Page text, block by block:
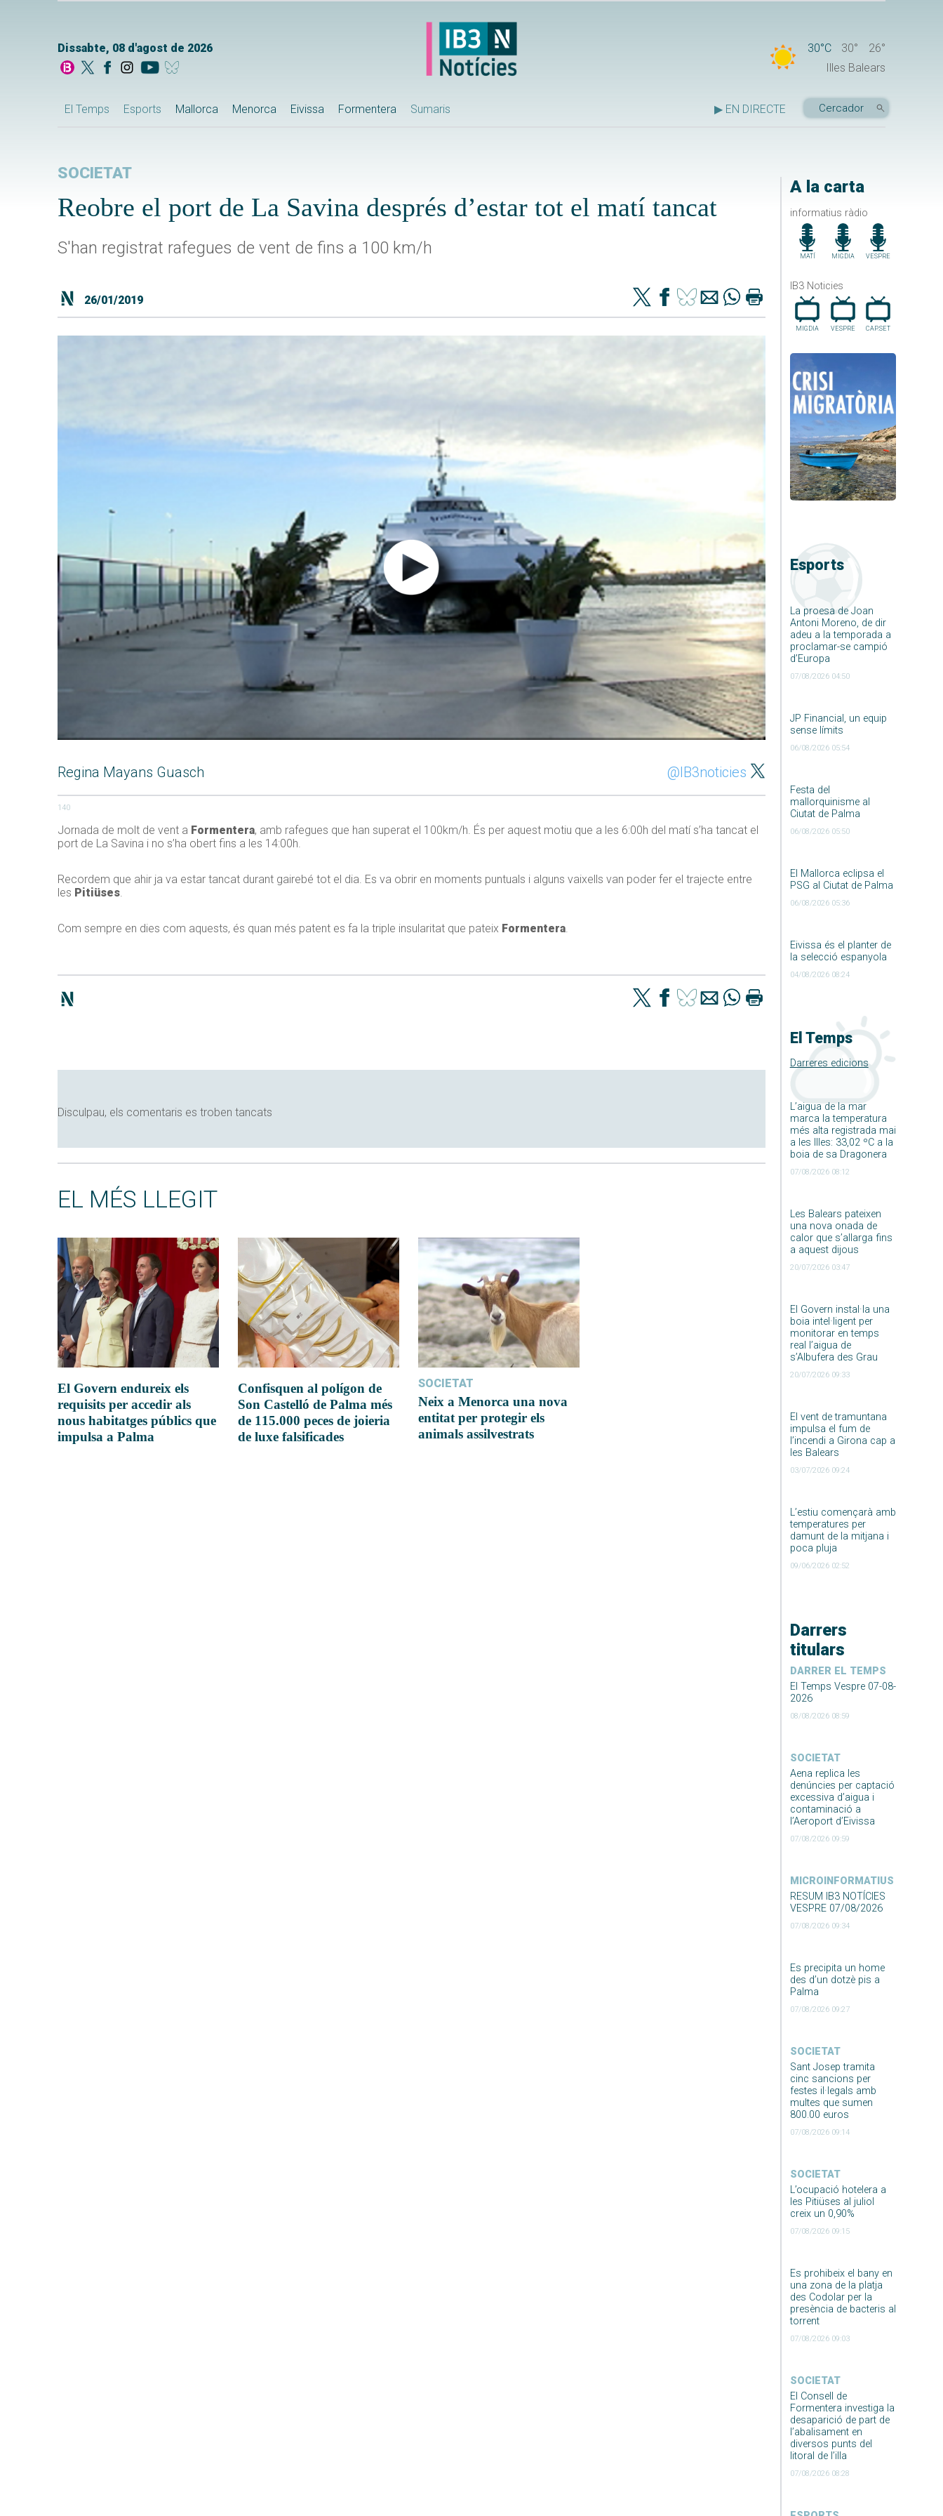
Dissabte, 08 d'agost de 2026 30°C 30°
26°
Illes Balears
El Temps Esports Mallorca Menorca Eivissa Formentera Sumaris ▶ EN DIRECTE
A la carta
informatius ràdio
MATÍ MIGDIA VESPRE
IB3 Noticies
MIGDIA VESPRE CAP.SET
Esports
La proesa de Joan
Antoni Moreno, de dir
adeu a la temporada a
proclamar-se campió
d’Europa
07/08/2026 04:50
JP Financial, un equip
sense límits
06/08/2026 05:54
Festa del
mallorquinisme al
Ciutat de Palma
06/08/2026 05:50
El Mallorca eclipsa el
PSG al Ciutat de Palma
06/08/2026 05:36
Eivissa és el planter de
la selecció espanyola
04/08/2026 08:24
El Temps
Darreres edicions
L’aigua de la mar
marca la temperatura
més alta registrada mai
a les Illes: 33,02 ºC a la
boia de sa Dragonera
07/08/2026 08:12
Les Balears pateixen
una nova onada de
calor que s’allarga fins
a aquest dijous
20/07/2026 03:47
El Govern instal·la una
boia intel·ligent per
monitorar en temps
real l’aigua de
s’Albufera des Grau
20/07/2026 09:33
El vent de tramuntana
impulsa el fum de
l’incendi a Girona cap a
les Balears
03/07/2026 09:24
L’estiu començarà amb
temperatures per
damunt de la mitjana i
poca pluja
09/06/2026 02:52
Darrers
titulars
DARRER EL TEMPS
El Temps Vespre 07-08-
2026
08/08/2026 08:59
SOCIETAT
Aena replica les
denúncies per captació
excessiva d’aigua i
contaminació a
l’Aeroport d’Eivissa
07/08/2026 09:59
MICROINFORMATIUS
RESUM IB3 NOTÍCIES
VESPRE 07/08/2026
07/08/2026 09:34
Es precipita un home
des d’un dotzè pis a
Palma
07/08/2026 09:27
SOCIETAT
Sant Josep tramita
cinc sancions per
festes il·legals amb
multes que sumen
800.00 euros
07/08/2026 09:14
SOCIETAT
L’ocupació hotelera a
les Pitiüses al juliol
creix un 0,90%
07/08/2026 09:15
Es prohibeix el bany en
una zona de la platja
des Codolar per la
presència de bacteris al
torrent
07/08/2026 09:03
SOCIETAT
El Consell de
Formentera investiga la
desaparició de part de
l’abalisament en
diversos punts del
litoral de l’illa
07/08/2026 08:28
SOCIETAT
Reobre el port de La Savina després d’estar tot el matí tancat
S'han registrat rafegues de vent de fins a 100 km/h
26/01/2019
Regina Mayans Guasch @IB3noticies
140
Jornada de molt de vent a Formentera, amb rafegues que han superat el 100km/h. És per aquest motiu que a les 6:00h del matí s’ha tancat el
port de La Savina i no s’ha obert fins a les 14:00h.
Recordem que ahir ja va estar tancat durant gairebé tot el dia. Es va obrir en moments puntuals i alguns vaixells van poder fer el trajecte entre
les Pitiüses.
Com sempre en dies com aquests, és quan més patent es fa la triple insularitat que pateix Formentera.
Disculpau, els comentaris es troben tancats
EL MÉS LLEGIT
El Govern endureix els
requisits per accedir als
nous habitatges públics que
impulsa a Palma
Confisquen al polígon de
Son Castelló de Palma més
de 115.000 peces de joieria
de luxe falsificades
SOCIETAT
Neix a Menorca una nova
entitat per protegir els
animals assilvestrats